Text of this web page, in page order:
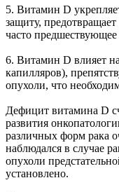
5. Витамин D
защиту,
часто предшествующее
6. Витамин D влияет
капилляров),
опухоли, что
Дефицит витамина D
развития
различных форм рака
наблюдался в случае
опухоли
установлено.